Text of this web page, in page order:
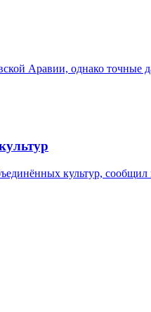
Аравии, однако точные
культур,